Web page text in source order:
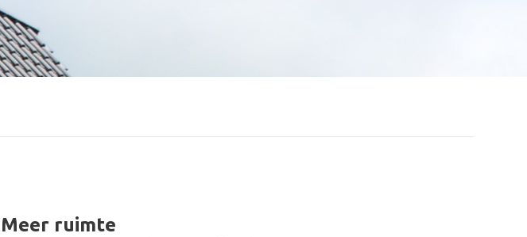
Meer ruimte